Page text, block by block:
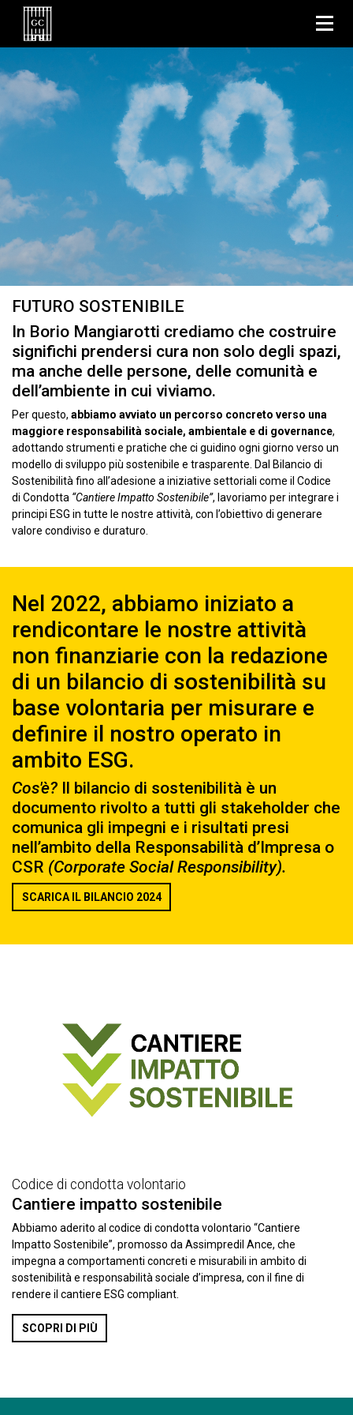
FUTURO SOSTENIBILE
In Borio Mangiarotti crediamo che costruire
significhi prendersi cura non solo degli spazi,
ma anche delle persone, delle comunità e
dell’ambiente in cui viviamo.
Per questo, abbiamo avviato un percorso concreto verso una
maggiore responsabilità sociale, ambientale e di governance,
adottando strumenti e pratiche che ci guidino ogni giorno verso un
modello di sviluppo più sostenibile e trasparente. Dal Bilancio di
Sostenibilità fino all’adesione a iniziative settoriali come il Codice
di Condotta “Cantiere Impatto Sostenibile”, lavoriamo per integrare i
principi ESG in tutte le nostre attività, con l’obiettivo di generare
valore condiviso e duraturo.
Nel 2022, abbiamo iniziato a
rendicontare le nostre attività
non finanziarie con la redazione
di un bilancio di sostenibilità su
base volontaria per misurare e
definire il nostro operato in
ambito ESG.
Cos'è? Il bilancio di sostenibilità è un
documento rivolto a tutti gli stakeholder che
comunica gli impegni e i risultati presi
nell’ambito della Responsabilità d’Impresa o
CSR (Corporate Social Responsibility).
SCARICA IL BILANCIO 2024
Codice di condotta volontario
Cantiere impatto sostenibile
Abbiamo aderito al codice di condotta volontario “Cantiere
Impatto Sostenibile”, promosso da Assimpredil Ance, che
impegna a comportamenti concreti e misurabili in ambito di
sostenibilità e responsabilità sociale d’impresa, con il fine di
rendere il cantiere ESG compliant.
SCOPRI DI PIÙ